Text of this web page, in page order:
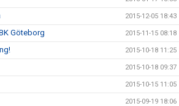
2015-12-05 18:43
Göteborg 2015-11-15 08:18
2015-10-18 11:25
2015-10-18 09:37
2015-10-15 11:05
2015-09-19 18:06